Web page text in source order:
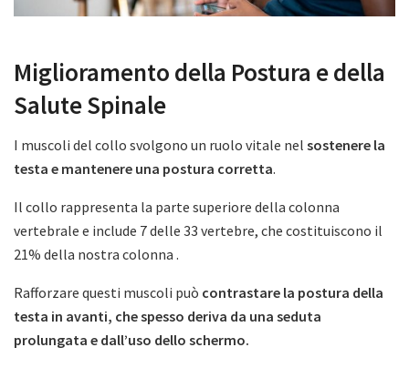
Miglioramento della Postura e della
Salute Spinale
I muscoli del collo svolgono un ruolo vitale nel sostenere la
testa e mantenere una postura corretta.
Il collo rappresenta la parte superiore della colonna
vertebrale e include 7 delle 33 vertebre, che costituiscono il
21% della nostra colonna .
Rafforzare questi muscoli può contrastare la postura della
testa in avanti, che spesso deriva da una seduta
prolungata e dall’uso dello schermo.